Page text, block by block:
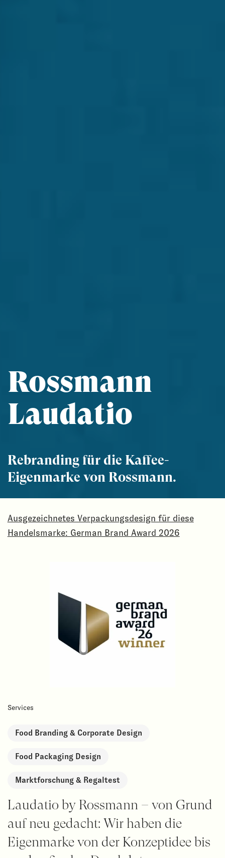
Rossmann
Laudatio
Rebranding für die Kaffee-
Eigenmarke von Rossmann.
Ausgezeichnetes Verpackungsdesign für diese
Handelsmarke: German Brand Award 2026
Services
Food Branding & Corporate Design
Food Packaging Design
Marktforschung & Regaltest
Laudatio by Rossmann – von Grund
auf neu gedacht: Wir haben die
Eigenmarke von der Konzeptidee bis